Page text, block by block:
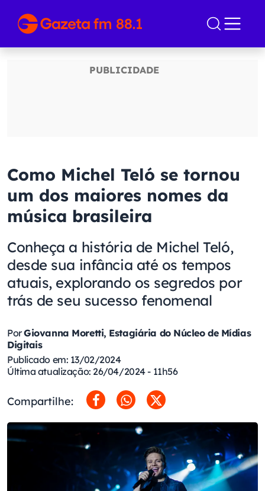
Como Michel Teló se tornou
um dos maiores nomes da
música brasileira
Conheça a história de Michel Teló,
desde sua infância até os tempos
atuais, explorando os segredos por
trás de seu sucesso fenomenal
PorGiovanna Moretti, Estagiária do Núcleo de Mídias
Digitais
Publicado em: 13/02/2024
Última atualização: 26/04/2024 - 11h56
Compartilhe: